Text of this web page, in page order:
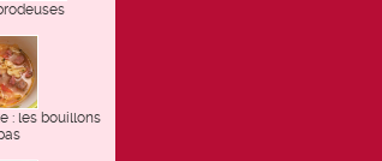
: les bouillons